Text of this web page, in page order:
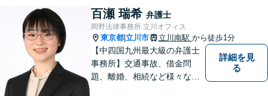
い！
百瀬 瑞希 弁護士
岡野法律事務所 立川オフィス
東京都 立川市 立川南駅 から徒歩1分
【中四国九州最大級の弁護士
事務所】交通事故、借金問
題、離婚、相続など様々な問
詳細を見
る